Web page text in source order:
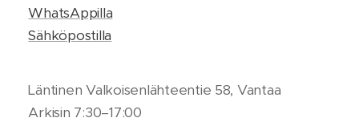
💬WhatsAppilla
📨Sähköpostilla
📍 Läntinen Valkoisenlähteentie 58, Vantaa
🕒 Arkisin 7:30–17:00